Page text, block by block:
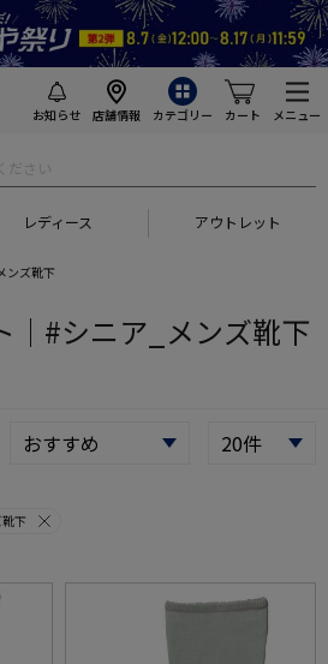
お知らせ 店舗情報 カテゴリー カート メニュー
レディース アウトレット
ップ スーツ
ンズ靴下
│#シニア_メンズ靴下
下